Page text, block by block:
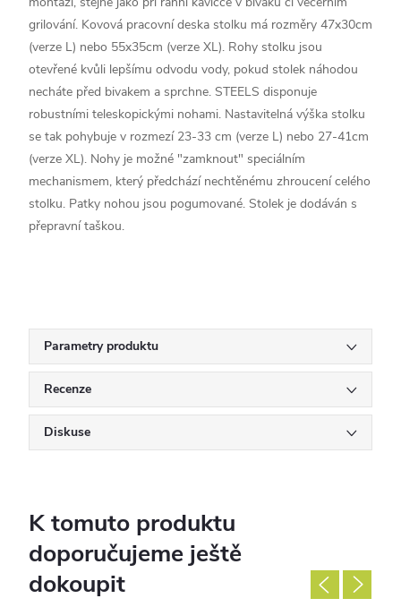
grilování. Kovová pracovní deska stolku má rozměry 47x30cm
(verze L) nebo 55x35cm (verze XL). Rohy stolku jsou
otevřené kvůli lepšímu odvodu vody, pokud stolek náhodou
necháte před bivakem a sprchne. STEELS disponuje
robustními teleskopickými nohami. Nastavitelná výška stolku
se tak pohybuje v rozmezí 23-33 cm (verze L) nebo 27-41cm
(verze XL). Nohy je možné "zamknout" speciálním
mechanismem, který předchází nechtěnému zhroucení celého
stolku. Patky nohou jsou pogumované. Stolek je dodáván s
přepravní taškou.
Parametry produktu
Recenze
Diskuse
K tomuto produktu
doporučujeme ještě
dokoupit